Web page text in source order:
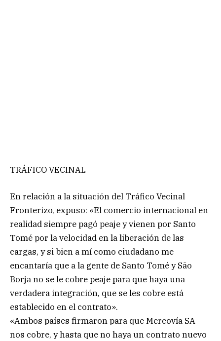
TRÁFICO VECINAL
En relación a la situación del Tráfico Vecinal
Fronterizo, expuso: «El comercio internacional en
realidad siempre pagó peaje y vienen por Santo
Tomé por la velocidad en la liberación de las
cargas, y si bien a mí como ciudadano me
encantaría que a la gente de Santo Tomé y São
Borja no se le cobre peaje para que haya una
verdadera integración, que se les cobre está
establecido en el contrato».
«Ambos países firmaron para que Mercovía SA
nos cobre, y hasta que no haya un contrato nuevo